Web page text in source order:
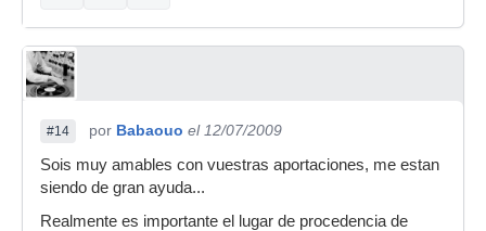
#14 por Babaouo el 12/07/2009
Sois muy amables con vuestras aportaciones, me estan
siendo de gran ayuda...
Realmente es importante el lugar de procedencia de